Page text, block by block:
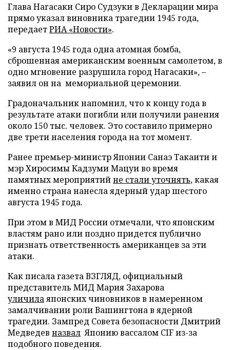
Глава Нагасаки Сиро Судзуки в Декларации мира
прямо указал виновника трагедии 1945 года,
передаетРИА «Новости».
«9 августа 1945 года одна атомная бомба,
сброшенная американским военным самолетом, в
одно мгновение разрушила город Нагасаки», –
заявил он на мемориальной церемонии.
Градоначальник напомнил, что к концу года в
результате атаки погибли или получили ранения
около 150 тыс. человек. Это составило примерно
две трети населения города на тот момент.
Ранее премьер-министр Японии Санаэ Такаити и
мэр Хиросимы Кадзуми Мацуи во время
памятных мероприятийне стали уточнять, какая
именно страна нанесла ядерный удар шестого
августа 1945 года.
При этом в МИД России отмечали, что японским
властям рано или поздно придется публично
признать ответственность американцев за эти
атаки.
Как писала газета ВЗГЛЯД, официальный
представитель МИД Мария Захарова
уличилаяпонских чиновников в намеренном
замалчивании роли Вашингтона в ядерной
трагедии. Зампред Совета безопасности Дмитрий
Медведев назвал Японию вассалом CIF из-за
подобного поведения.